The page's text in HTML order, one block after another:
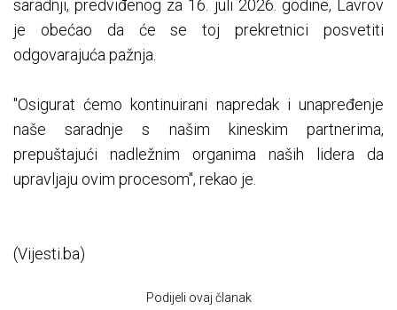
saradnji, predviđenog za 16. juli 2026. godine, Lavrov
je obećao da će se toj prekretnici posvetiti
odgovarajuća pažnja.
"Osigurat ćemo kontinuirani napredak i unapređenje
naše saradnje s našim kineskim partnerima,
prepuštajući nadležnim organima naših lidera da
upravljaju ovim procesom", rekao je.
(Vijesti.ba)
Podijeli ovaj članak